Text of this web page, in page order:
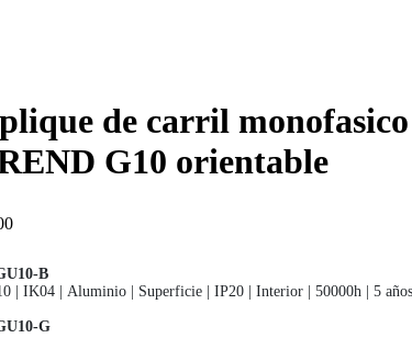
de carril
G10 orientable
B
|IK04 |Aluminio Superficie |IP20 |Interior |50000h |5 años
G